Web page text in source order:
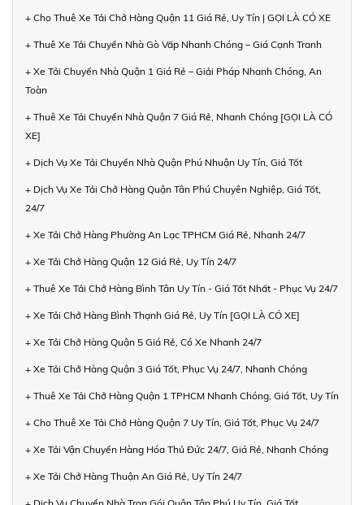
+ Cho Thuê Xe Tải Chở Hàng Quận 11 Giá Rẻ, Uy Tín | GỌI LÀ CÓ XE
+ Thuê Xe Tải Chuyển Nhà Gò Vấp Nhanh Chóng – Giá Cạnh Tranh
+ Xe Tải Chuyển Nhà Quận 1 Giá Rẻ – Giải Pháp Nhanh Chóng, An
Toàn
+ Thuê Xe Tải Chuyển Nhà Quận 7 Giá Rẻ, Nhanh Chóng [GỌI LÀ CÓ
XE]
+ Dịch Vụ Xe Tải Chuyển Nhà Quận Phú Nhuận Uy Tín, Giá Tốt
+ Dịch Vụ Xe Tải Chở Hàng Quận Tân Phú Chuyên Nghiệp, Giá Tốt,
24/7
+ Xe Tải Chở Hàng Phường An Lạc TPHCM Giá Rẻ, Nhanh 24/7
+ Xe Tải Chở Hàng Quận 12 Giá Rẻ, Uy Tín 24/7
+ Thuê Xe Tải Chở Hàng Bình Tân Uy Tín - Giá Tốt Nhất - Phục Vụ 24/7
+ Xe Tải Chở Hàng Bình Thạnh Giá Rẻ, Uy Tín [GỌI LÀ CÓ XE]
+ Xe Tải Chở Hàng Quận 5 Giá Rẻ, Có Xe Nhanh 24/7
+ Xe Tải Chở Hàng Quận 3 Giá Tốt, Phục Vụ 24/7, Nhanh Chóng
+ Thuê Xe Tải Chở Hàng Quận 1 TPHCM Nhanh Chóng, Giá Tốt, Uy Tín
+ Cho Thuê Xe Tải Chở Hàng Quận 7 Uy Tín, Giá Tốt, Phục Vụ 24/7
+ Xe Tải Vận Chuyển Hàng Hóa Thủ Đức 24/7, Giá Rẻ, Nhanh Chóng
+ Xe Tải Chở Hàng Thuận An Giá Rẻ, Uy Tín 24/7